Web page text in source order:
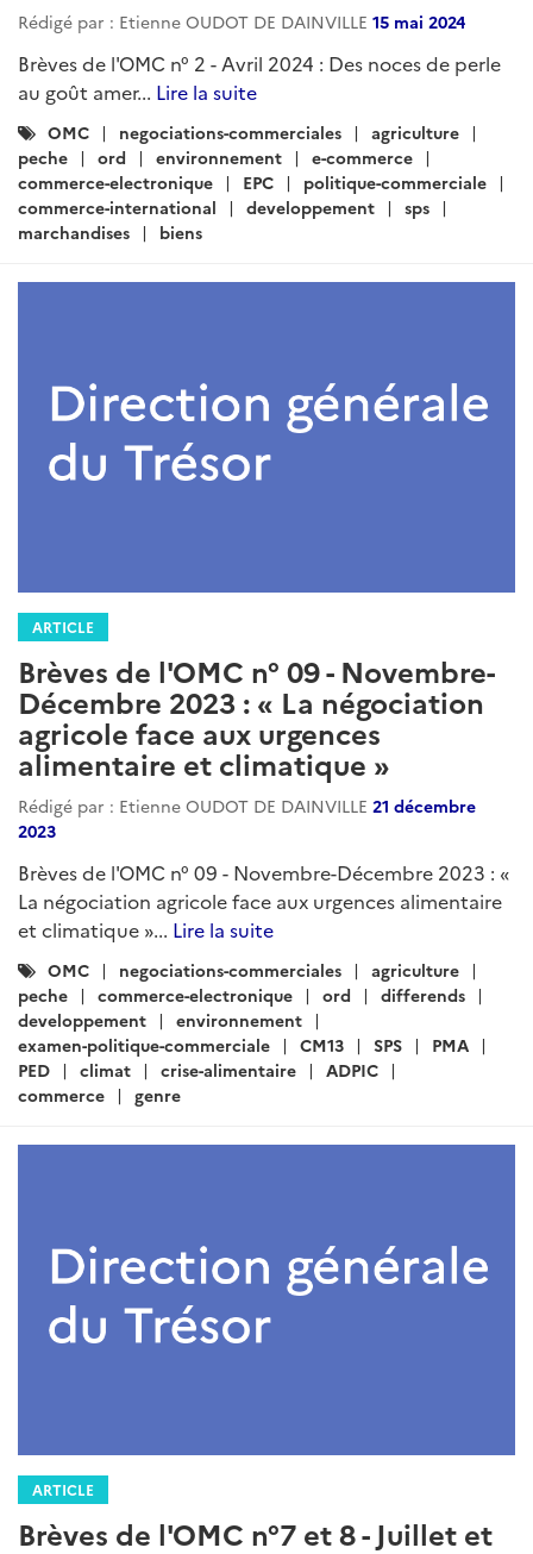
Rédigé par : Etienne OUDOT DE DAINVILLE 15 mai 2024
Brèves de l'OMC n° 2 - Avril 2024 : Des noces de perle
au goût amer... Lire la suite
Catégories
:
OMC negociations-commerciales
agriculture
peche
ord environnement
e-commerce
commerce-electronique
EPC
politique-commerciale
commerce-international
developpement
sps
marchandises
biens
ARTICLE
Brèves de l'OMC n° 09 - Novembre-
Décembre 2023 : « La négociation
agricole face aux urgences
alimentaire et climatique »
Rédigé par : Etienne OUDOT DE DAINVILLE 21 décembre
2023
Brèves de l'OMC n° 09 - Novembre-Décembre 2023 : «
La négociation agricole face aux urgences alimentaire
et climatique »... Lire la suite
Catégories
:
OMC negociations-commerciales
agriculture
peche
commerce-electronique ord
differends
developpement
environnement
examen-politique-commerciale
CM13 SPS
PMA
PED
climat crise-alimentaire
ADPIC
commerce
genre
ARTICLE
Brèves de l'OMC n°7 et 8 - Juillet et